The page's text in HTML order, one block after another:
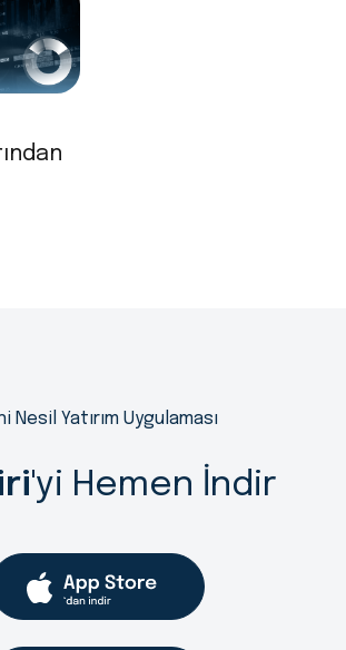
Nesil Yatırım Uygulaması
'yi Hemen İndir